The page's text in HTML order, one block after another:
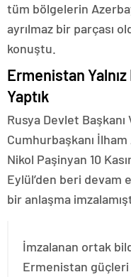
tüm bölgelerin
ayrılmaz bir parçası
konuştu.
Ermenistan
Yaptık
Rusya Devlet
Cumhurbaşkanı
Nikol Paşinyan 10
Eylül’den beri devam
bir anlaşma
İmzalanan ortak
Ermenistan güçleri